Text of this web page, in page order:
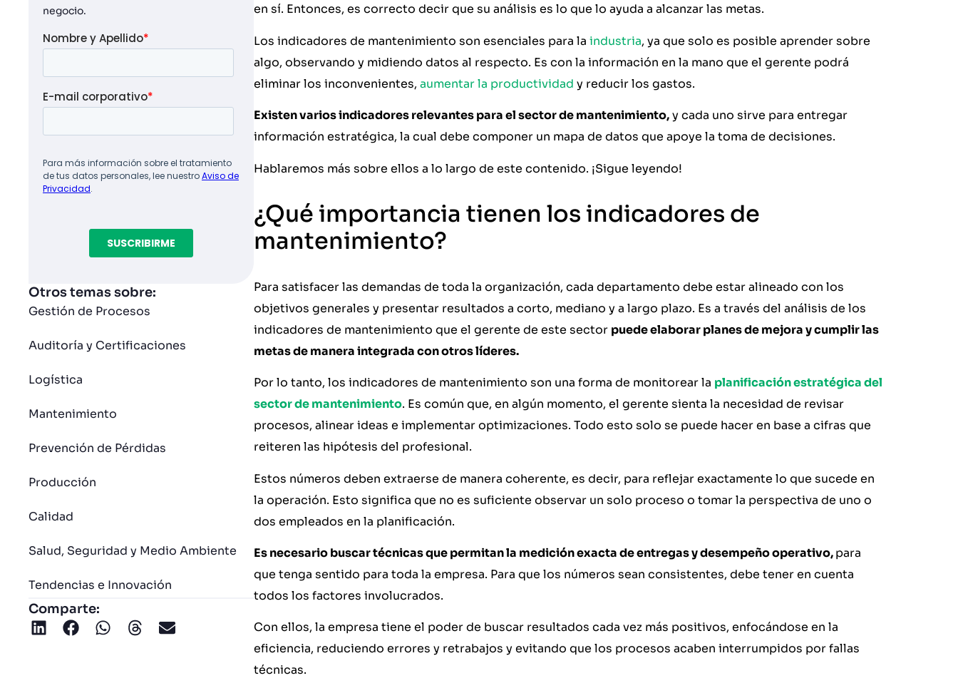
negocio.
Otros temas sobre:
Gestión de Procesos
Auditoría y Certificaciones
Logística
Mantenimiento
Prevención de Pérdidas
Producción
Calidad
Salud, Seguridad y Medio Ambiente
Tendencias e Innovación
Comparte:
en sí. Entonces, es correcto decir que su análisis es lo que lo ayuda a alcanzar las metas.
Los indicadores de mantenimiento son esenciales para la industria, ya que solo es posible aprender sobre
algo, observando y midiendo datos al respecto. Es con la información en la mano que el gerente podrá
eliminar los inconvenientes, aumentar la productividad y reducir los gastos.
Existen varios indicadores relevantes para el sector de mantenimiento,y cada uno sirve para entregar
información estratégica, la cual debe componer un mapa de datos que apoye la toma de decisiones.
Hablaremos más sobre ellos a lo largo de este contenido. ¡Sigue leyendo!
¿Qué importancia tienen los indicadores de
mantenimiento?
Para satisfacer las demandas de toda la organización, cada departamento debe estar alineado con los
objetivos generales y presentar resultados a corto, mediano y a largo plazo. Es a través del análisis de los
indicadores de mantenimiento que el gerente de este sector puede elaborar planes de mejora y cumplir las
metas de manera integrada con otros líderes.
Por lo tanto, los indicadores de mantenimiento son una forma de monitorear la planificación estratégica del
sector de mantenimiento. Es común que, en algún momento, el gerente sienta la necesidad de revisar
procesos, alinear ideas e implementar optimizaciones. Todo esto solo se puede hacer en base a cifras que
reiteren las hipótesis del profesional.
Estos números deben extraerse de manera coherente, es decir, para reflejar exactamente lo que sucede en
la operación. Esto significa que no es suficiente observar un solo proceso o tomar la perspectiva de uno o
dos empleados en la planificación.
Es necesario buscar técnicas que permitan la medición exacta de entregas y desempeño operativo,para
que tenga sentido para toda la empresa. Para que los números sean consistentes, debe tener en cuenta
todos los factores involucrados.
Con ellos, la empresa tiene el poder de buscar resultados cada vez más positivos, enfocándose en la
eficiencia, reduciendo errores y retrabajos y evitando que los procesos acaben interrumpidos por fallas
técnicas.